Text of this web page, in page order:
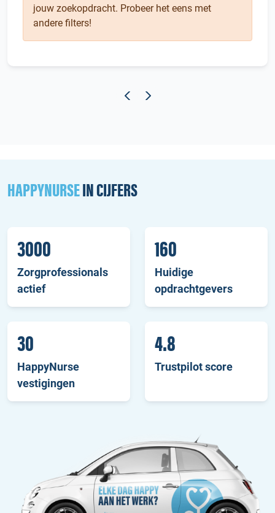
jouw zoekopdracht. Probeer het eens met
andere filters!
HAPPYNURSEIN CIJFERS
3000
Zorgprofessionals
actief
160
Huidige
opdrachtgevers
30
HappyNurse
vestigingen
4.8
Trustpilot score